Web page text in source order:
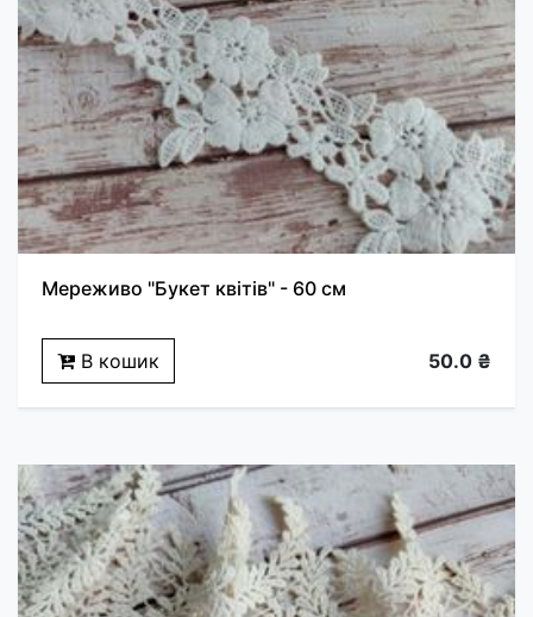
Мереживо "Букет квітів" - 60 см
В кошик 50.0 ₴